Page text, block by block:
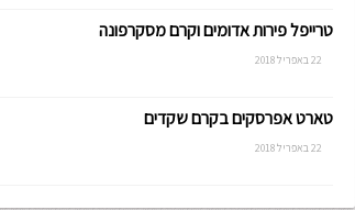
טרייפל פירות אדומים וקרם מסקרפונה
22 באפריל 2018
טארט אפרסקים בקרם שקדים
22 באפריל 2018